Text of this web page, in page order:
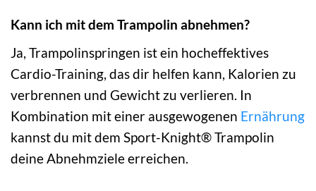
Kann ich mit dem Trampolin abnehmen?
Ja, Trampolinspringen ist ein hocheffektives
Cardio-Training, das dir helfen kann, Kalorien zu
verbrennen und Gewicht zu verlieren. In
Kombination mit einer ausgewogenen Ernährung
kannst du mit dem Sport-Knight® Trampolin
deine Abnehmziele erreichen.